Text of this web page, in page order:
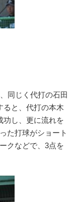
同じく代打の石田
ると、代打の本木
功し、更に流れを
た打球がショート
クなどで、3点を